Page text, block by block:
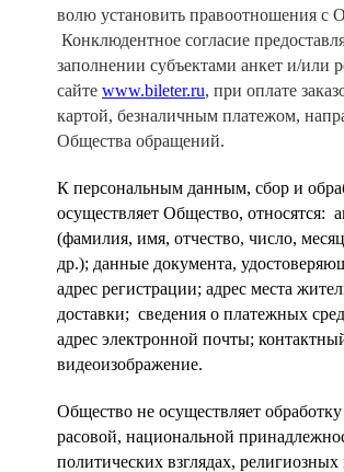
волю установить правоотношения с
Конклюдентное согласие
заполнении субъектами анкет и/или
сайте www.bileter.ru, при оплате
картой, безналичным платежом,
Общества обращений.
К персональным данным, сбор и
осуществляет Общество, относятся:
(фамилия, имя, отчество, число,
др.); данные документа,
адрес регистрации; адрес места
доставки; сведения о платежных
адрес электронной почты;
видеоизображение.
Общество не осуществляет
расовой, национальной
политических взглядах,